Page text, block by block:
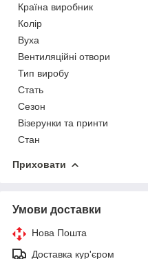
Країна виробник
Колір
Вуха
Вентиляційні отвори
Тип виробу
Стать
Сезон
Візерунки та принти
Стан
Приховати
Умови доставки
Нова Пошта
Доставка кур'єром